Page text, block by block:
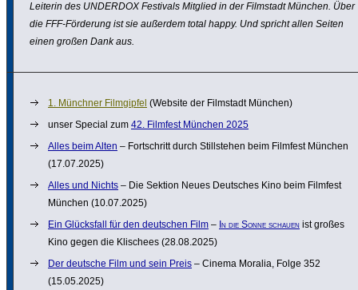
Leiterin des UNDERDOX Festivals Mitglied in der Filmstadt München. Über
die FFF-Förderung ist sie außerdem total happy. Und spricht allen Seiten
einen großen Dank aus.
1. Münchner Film­gipfel (Website der Filmstadt München)
unser Special zum 42. Filmfest München 2025
Alles beim Alten – Fort­schritt durch Still­stehen beim Filmfest München
(17.07.2025)
Alles und Nichts – Die Sektion Neues Deutsches Kino beim Filmfest
München (10.07.2025)
Ein Glücks­fall für den deutschen Film – In die Sonne schauen ist großes
Kino gegen die Klischees (28.08.2025)
Der deutsche Film und sein Preis – Cinema Moralia, Folge 352
(15.05.2025)